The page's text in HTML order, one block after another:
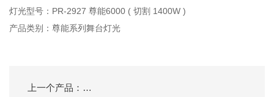
灯光型号：PR-2927 尊能6000 ( 切割 1400W )
产品类别：尊能系列舞台灯光
上一个产品：
PR-2926 尊能6000（ 染色 / 切割灯 1400W）